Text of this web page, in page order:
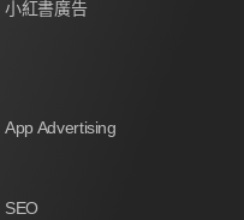
小紅書廣告
App Advertising
SEO